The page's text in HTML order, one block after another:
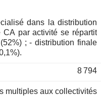
dans la distribution
par activité se répartit
autres (0,1%).
8 794
multiples aux collectivités